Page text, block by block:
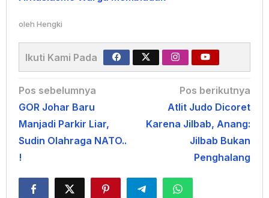
oleh Hengki
Ikuti Kami Pada
Navigasi
pos
Pos sebelumnya
GOR Johar Baru
Manjadi Parkir Liar,
Sudin Olahraga NATO..
!
Pos berikutnya
Atlit Judo Dicoret
Karena Jilbab, Anang:
Jilbab Bukan
Penghalang